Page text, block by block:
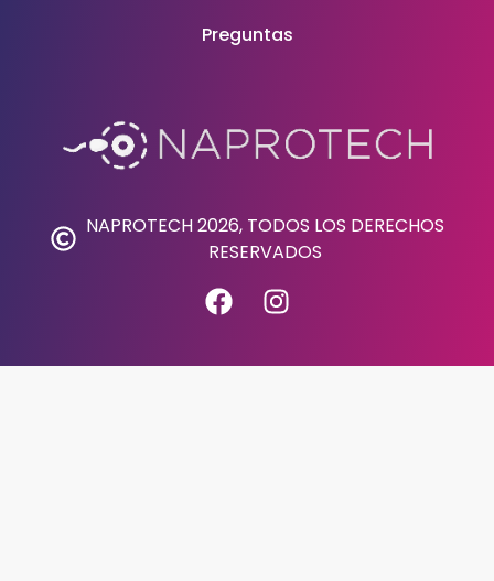
NAPROTECH 2026, TODOS LOS DERECHOS
RESERVADOS
Preguntas